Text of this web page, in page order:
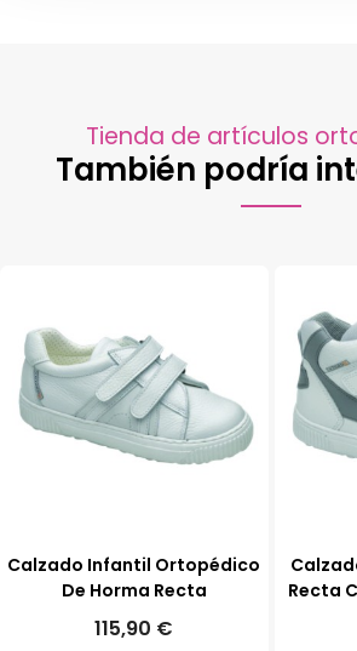
Tienda de artículos
También podría
Calzado Infantil Ortopédico
De Horma Recta
115,90 €
Recta